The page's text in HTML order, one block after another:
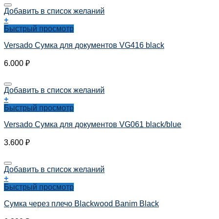
Добавить в список желаний
+
Быстрый просмотр
Versado Сумка для документов VG416 black
6.000 ₽
Добавить в список желаний
+
Быстрый просмотр
Versado Сумка для документов VG061 black/blue
3.600 ₽
Добавить в список желаний
+
Быстрый просмотр
Сумка через плечо Blackwood Banim Black